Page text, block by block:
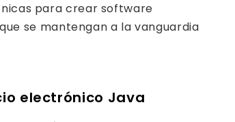
para crear software
se mantengan a la vanguardia
electrónico Java